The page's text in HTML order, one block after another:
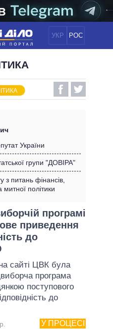
УКР РОС
ПОЛІТИКА
ЕКОНОМІКА
ПОЛІТИКІВ
України
групи "ДОВІРА"
з питань фінансів,
митної політики
програмі
приведення
до
сайті ЦВК була
програма
поступового
до
У ПРОЦЕСІ